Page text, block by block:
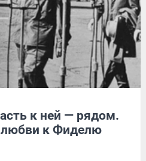
к ней — рядом.
любви к Фиделю